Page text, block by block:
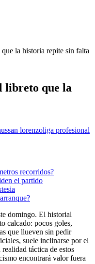
la historia repite sin falta
libreto que la
san lorenzoliga profesional
recorridos?
el partido
domingo. El historial
calcado: pocos goles,
que llueven sin pedir
suele inclinarse por el
táctica de estos
encontrará valor fuera